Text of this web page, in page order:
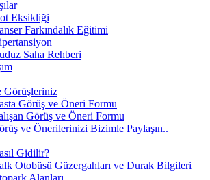
Eksikliği
Farkındalık Eğitimi
Saha Rehberi
Görüşleriniz
Görüş ve Öneri Formu
Görüş ve Öneri Formu
ve Önerilerinizi Bizimle Paylaşın..
Gidilir?
Otobüsü Güzergahları ve Durak Bilgileri
Alanları